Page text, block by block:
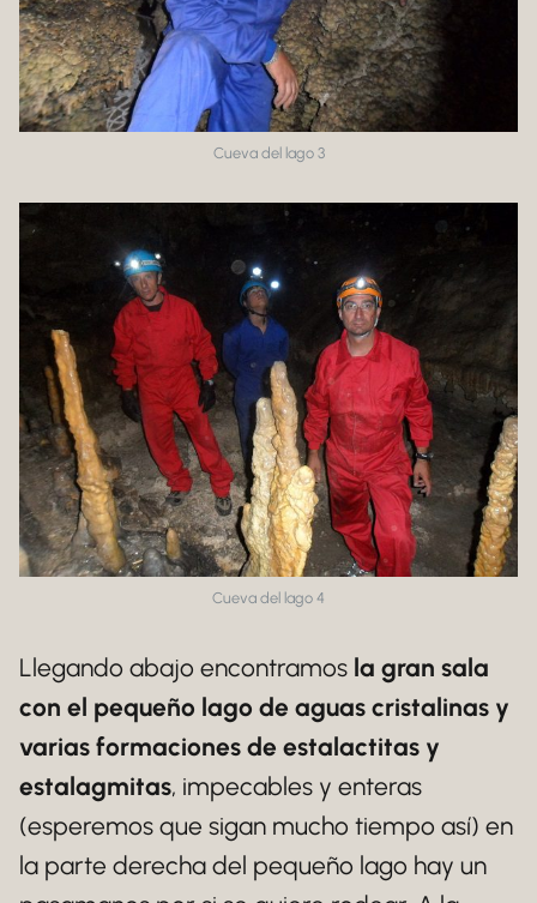
Cueva del lago 3
Cueva del lago 4
Llegando abajo encontramos la gran sala
con el pequeño lago de aguas cristalinas y
varias formaciones de estalactitas y
estalagmitas, impecables y enteras
(esperemos que sigan mucho tiempo así) en
la parte derecha del pequeño lago hay un